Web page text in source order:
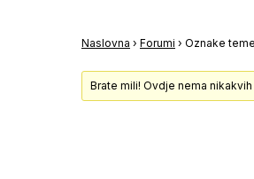
Naslovna › Forumi › Oznake
Brate mili! Ovdje nema nikakvih